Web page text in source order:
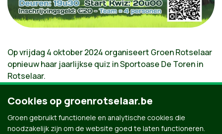
Op vrijdag 4 oktober 2024 organiseert Groen Rotselaar
opnieuw haar jaarlijkse quiz in Sportoase De Toren in
Rotselaar.
Ploegen van 4. 20 euro per ploeg.
Deuren openen om 19.30 uur. De quiz start om 20.00
uur.
Cookies op groenrotselaar.be
Groen gebruikt functionele en analytische cookies die
noodzakelijk zijn om de website goed te laten functioneren.